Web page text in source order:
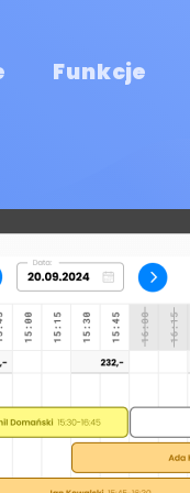
Funkcje